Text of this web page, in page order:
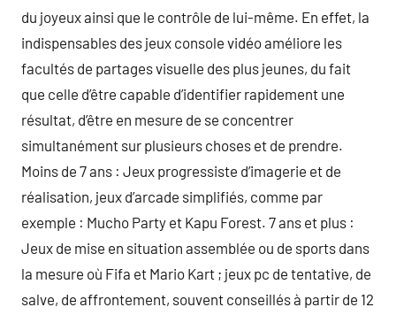
du joyeux ainsi que le contrôle de lui-même. En effet, la
indispensables des jeux console vidéo améliore les
facultés de partages visuelle des plus jeunes, du fait
que celle d’être capable d’identifier rapidement une
résultat, d’être en mesure de se concentrer
simultanément sur plusieurs choses et de prendre.
Moins de 7 ans : Jeux progressiste d’imagerie et de
réalisation, jeux d’arcade simplifiés, comme par
exemple : Mucho Party et Kapu Forest. 7 ans et plus :
Jeux de mise en situation assemblée ou de sports dans
la mesure où Fifa et Mario Kart ; jeux pc de tentative, de
salve, de affrontement, souvent conseillés à partir de 12